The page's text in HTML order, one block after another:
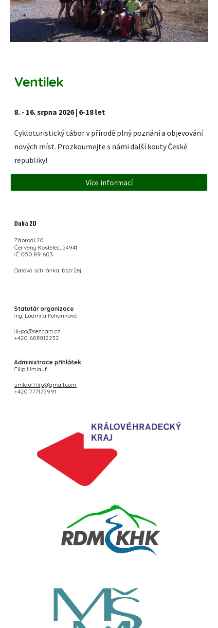
Ventilek
8. - 16. srpna 2026| 6-18 let
Cykloturistický tábor v přírodě plný poznání a objevování
nových míst. Prozkoumejte s námi další kouty České
republiky!
Více informací
Duha 2D
Zábrodí 20
Červený Kostelec, 54941
IČ 050 89 603
Datová schránka: bszr2ej
Statutár organizace
Ing. Ludmila Pohanková
lii-po@seznam.cz
+420 608812232
Administrace přihlášek
Filip Umlauf
umlauf.filip@gmail.com
+420 777175991